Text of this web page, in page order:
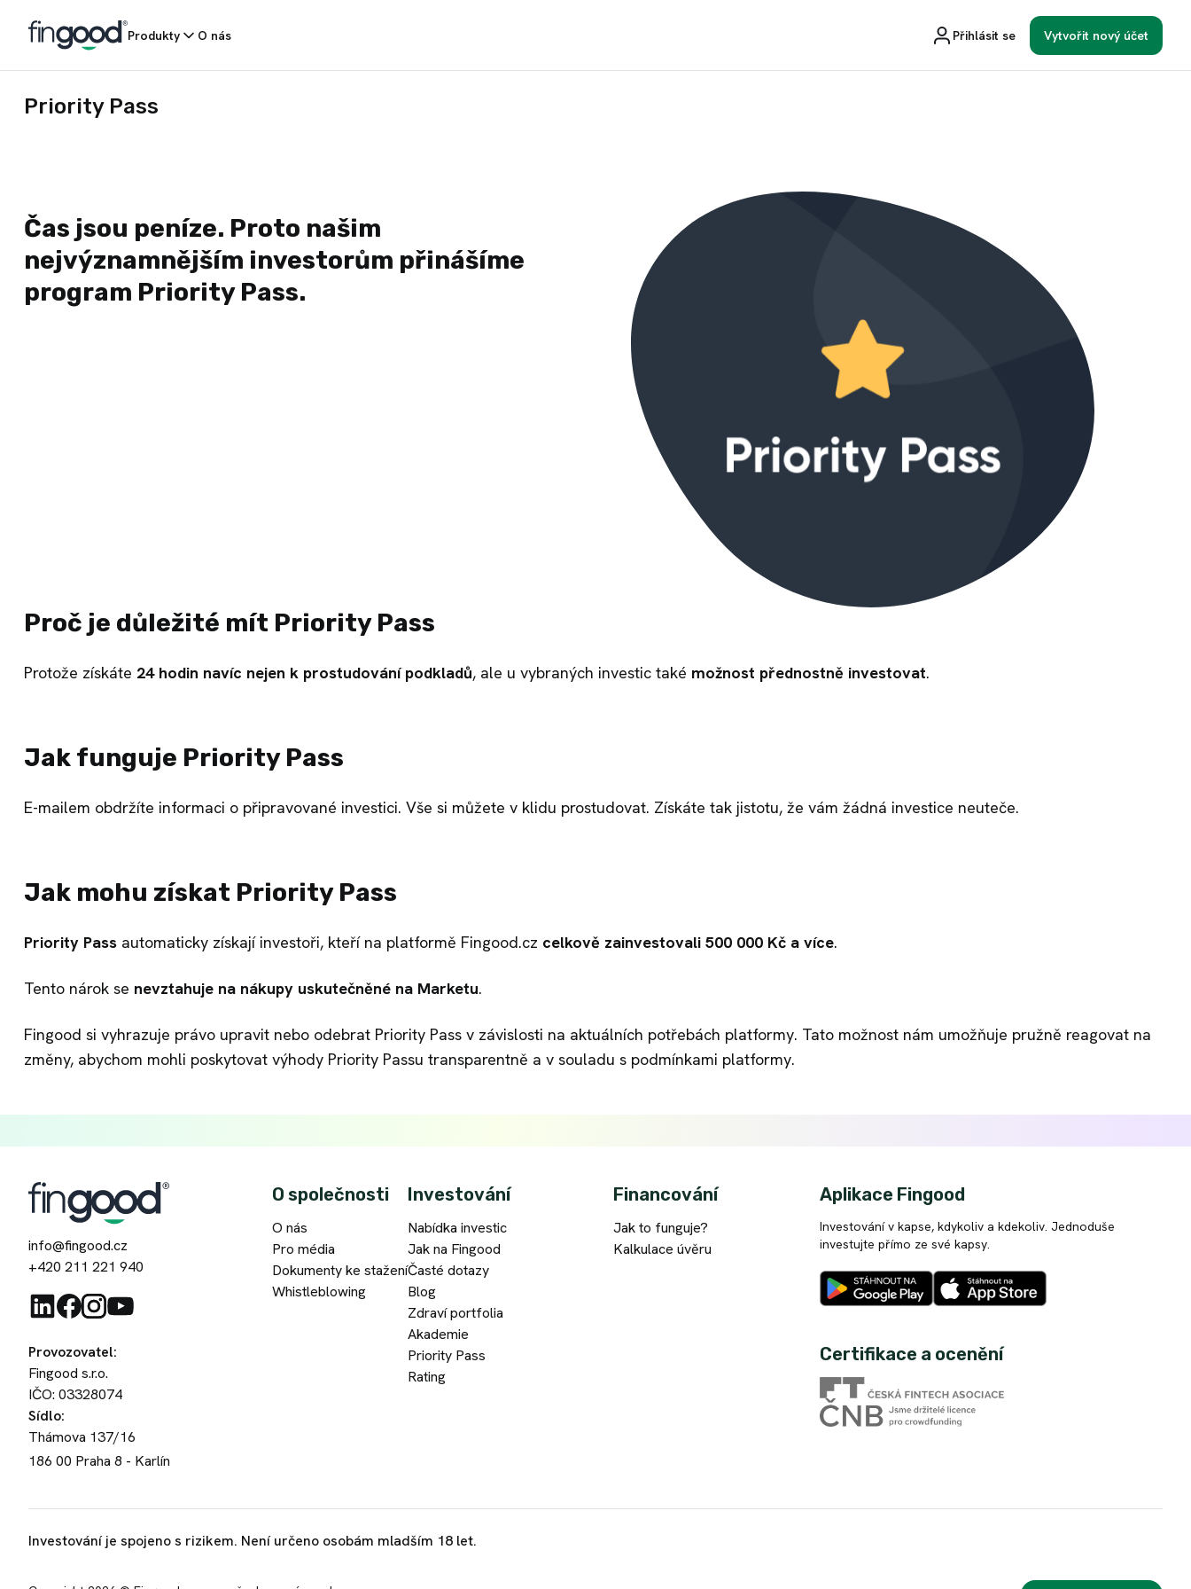
Produkty O nás Přihlásit se Vytvořit nový účet
Priority Pass
Čas jsou peníze. Proto našim
nejvýznamnějším investorům přinášíme
program Priority Pass.
Proč je důležité mít Priority Pass
Protože získáte 24 hodin navíc nejen k prostudování podkladů, ale u vybraných investic také možnost přednostně investovat.
Jak funguje Priority Pass
E-mailem obdržíte informaci o připravované investici. Vše si můžete v klidu prostudovat. Získáte tak jistotu, že vám žádná investice neuteče.
Jak mohu získat Priority Pass
Priority Pass automaticky získají investoři, kteří na platformě Fingood.cz celkově zainvestovali 500 000 Kč a více.
Tento nárok se nevztahuje na nákupy uskutečněné na Marketu.
Fingood si vyhrazuje právo upravit nebo odebrat Priority Pass v závislosti na aktuálních potřebách platformy. Tato možnost nám umožňuje pružně reagovat na
změny, abychom mohli poskytovat výhody Priority Passu transparentně a v souladu s podmínkami platformy.
info@fingood.cz
+420 211 221 940
Provozovatel:
Fingood s.r.o.
IČO: 03328074
Sídlo:
Thámova 137/16
186 00 Praha 8 - Karlín
O společnosti
O nás
Pro média
Dokumenty ke stažení
Whistleblowing
Investování
Nabídka investic
Jak na Fingood
Časté dotazy
Blog
Zdraví portfolia
Akademie
Priority Pass
Rating
Financování
Jak to funguje?
Kalkulace úvěru
Aplikace Fingood
Investování v kapse, kdykoliv a kdekoliv. Jednoduše
investujte přímo ze své kapsy.
Certifikace a ocenění
Investování je spojeno s rizikem. Není určeno osobám mladším 18 let.